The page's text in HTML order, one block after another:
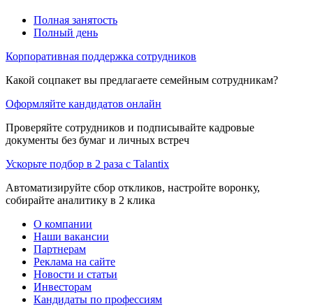
Полная занятость
Полный день
Корпоративная поддержка сотрудников
Какой соцпакет вы предлагаете семейным сотрудникам?
Оформляйте кандидатов онлайн
Проверяйте сотрудников и подписывайте кадровые
документы без бумаг и личных встреч
Ускорьте подбор в 2 раза с Talantix
Автоматизируйте сбор откликов, настройте воронку,
собирайте аналитику в 2 клика
О компании
Наши вакансии
Партнерам
Реклама на сайте
Новости и статьи
Инвесторам
Кандидаты по профессиям